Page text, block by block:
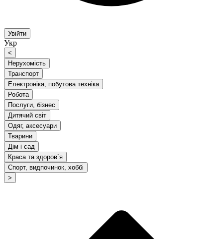
Увійти
Укр
<
Нерухомість
Транспорт
Електроніка, побутова техніка
Робота
Послуги, бізнес
Дитячий світ
Одяг, аксесуари
Тварини
Дім і сад
Краса та здоров`я
Спорт, видпочинок, хоббі
>